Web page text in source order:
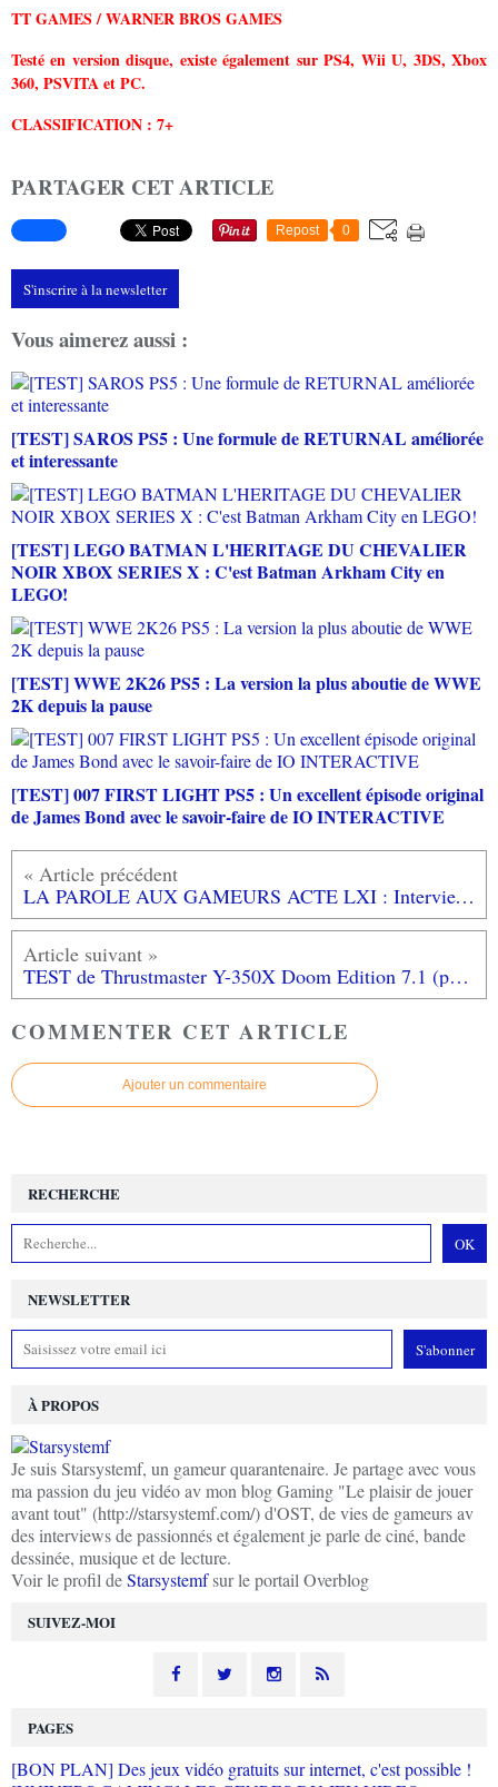
TT GAMES / WARNER BROS GAMES
Testé en version disque, existe également sur PS4, Wii U, 3DS, Xbox
360, PSVITA et PC.
CLASSIFICATION : 7+
PARTAGER CET ARTICLE
Repost 0
S'inscrire à la newsletter
Vous aimerez aussi :
[TEST] SAROS PS5 : Une formule de RETURNAL améliorée
et interessante
[TEST] LEGO BATMAN L'HERITAGE DU CHEVALIER
NOIR XBOX SERIES X : C'est Batman Arkham City en
LEGO!
[TEST] WWE 2K26 PS5 : La version la plus aboutie de WWE
2K depuis la pause
[TEST] 007 FIRST LIGHT PS5 : Un excellent épisode original
de James Bond avec le savoir-faire de IO INTERACTIVE
LA PAROLE AUX GAMEURS ACTE LXI : Interview de MEMOIRES 2 LEGENDES
TEST de Thrustmaster Y-350X Doom Edition 7.1 (pour XBOX ONE): des basses et un design démoniaques
COMMENTER CET ARTICLE
Ajouter un commentaire
NEWSLETTER
SUIVEZ-MOI
RECHERCHE
À PROPOS
Je suis Starsystemf, un gameur quarantenaire. Je partage avec vous
ma passion du jeu vidéo av mon blog Gaming "Le plaisir de jouer
avant tout" (http://starsystemf.com/) d'OST, de vies de gameurs av
des interviews de passionnés et également je parle de ciné, bande
dessinée, musique et de lecture.
Voir le profil deStarsystemfsur le portail Overblog
PAGES
[BON PLAN] Des jeux vidéo gratuits sur internet, c'est possible !